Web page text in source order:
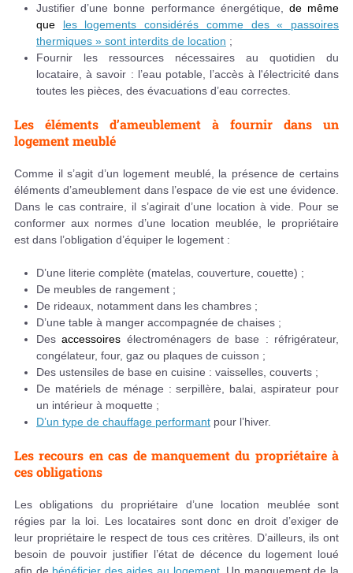
Justifier d’une bonne performance énergétique, de même
que les logements considérés comme des « passoires
thermiques » sont interdits de location ;
Fournir les ressources nécessaires au quotidien du
locataire, à savoir : l’eau potable, l’accès à l'électricité dans
toutes les pièces, des évacuations d’eau correctes.
Les éléments d’ameublement à fournir dans un
logement meublé
Comme il s’agit d’un logement meublé, la présence de certains
éléments d’ameublement dans l’espace de vie est une évidence.
Dans le cas contraire, il s’agirait d’une location à vide. Pour se
conformer aux normes d’une location meublée, le propriétaire
est dans l’obligation d’équiper le logement :
D’une literie complète (matelas, couverture, couette) ;
De meubles de rangement ;
De rideaux, notamment dans les chambres ;
D’une table à manger accompagnée de chaises ;
Desaccessoires électroménagers de base : réfrigérateur,
congélateur, four, gaz ou plaques de cuisson ;
Des ustensiles de base en cuisine : vaisselles, couverts ;
De matériels de ménage : serpillère, balai, aspirateur pour
un intérieur à moquette ;
D’un type de chauffage performant pour l’hiver.
Les recours en cas de manquement du propriétaire à
ces obligations
Les obligations du propriétaire d’une location meublée sont
régies par la loi. Les locataires sont donc en droit d’exiger de
leur propriétaire le respect de tous ces critères. D’ailleurs, ils ont
besoin de pouvoir justifier l’état de décence du logement loué